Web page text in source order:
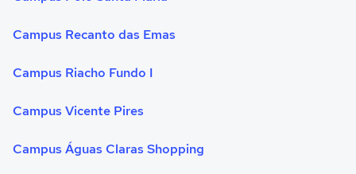
Campus Recanto das Emas
Campus Riacho Fundo I
Campus Vicente Pires
Campus Águas Claras Shopping